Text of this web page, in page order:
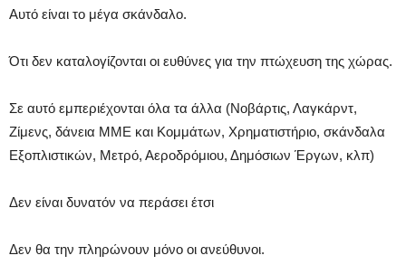
Αυτό είναι το μέγα σκάνδαλο.
Ότι δεν καταλογίζονται οι ευθύνες για την πτώχευση της χώρας.
Σε αυτό εμπεριέχονται όλα τα άλλα (Νοβάρτις, Λαγκάρντ,
Ζίμενς, δάνεια ΜΜΕ και Κομμάτων, Χρηματιστήριο, σκάνδαλα
Εξοπλιστικών, Μετρό, Αεροδρόμιου, Δημόσιων Έργων, κλπ)
Δεν είναι δυνατόν να περάσει έτσι
Δεν θα την πληρώνουν μόνο οι ανεύθυνοι.